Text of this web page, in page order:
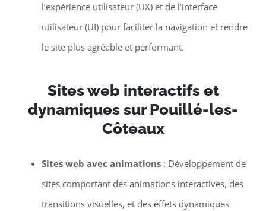
l’expérience utilisateur (UX) et de l’interface
utilisateur (UI) pour faciliter la navigation et rendre
le site plus agréable et performant.
Sites web interactifs et
dynamiques sur Pouillé-les-
Côteaux
Sites web avec animations: Développement de
sites comportant des animations interactives, des
transitions visuelles, et des effets dynamiques